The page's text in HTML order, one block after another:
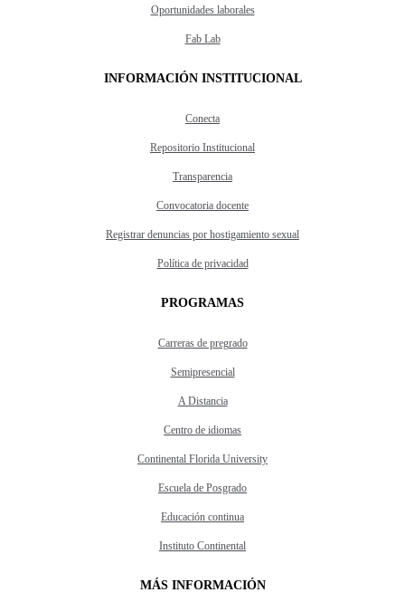
Oportunidades laborales
Fab Lab
INFORMACIÓN INSTITUCIONAL
Conecta
Repositorio Institucional
Transparencia
Convocatoria docente
Registrar denuncias por hostigamiento sexual
Política de privacidad
PROGRAMAS
Carreras de pregrado
Semipresencial
A Distancia
Centro de idiomas
Continental Florida University
Escuela de Posgrado
Educación continua
Instituto Continental
MÁS INFORMACIÓN